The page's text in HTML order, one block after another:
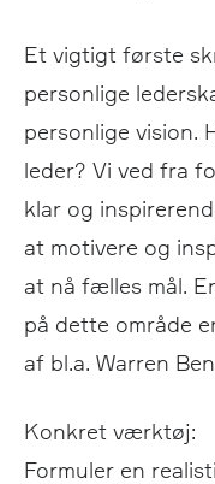
Et vigtigt første
personlige
personlige vision.
leder? Vi ved fra
klar og
at motivere og
at nå fælles mål.
på dette område
af bl.a. Warren
Konkret værktøj:
Formuler en